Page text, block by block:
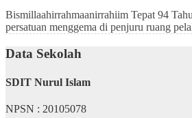
Bismillaahirrahmaanirrahiim Tepat 94
persatuan menggema di penjuru ruang
Data Sekolah
SDIT Nurul Islam
NPSN : 20105078